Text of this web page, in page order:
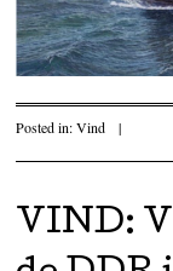
Posted in:Vind |
VIND: